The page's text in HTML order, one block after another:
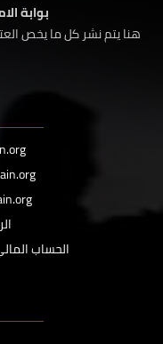
بوابة
هنا يتم نشر كل ما يخص
الحساب